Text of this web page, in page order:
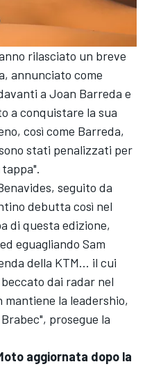
rilasciato un breve
annunciato come
a Joan Barreda e
a conquistare la sua
così come Barreda,
stati penalizzati per
seguito da
debutta così nel
di questa edizione,
eguagliando Sam
della KTM... il cui
dai radar nel
mantiene la leadershio,
prosegue la
aggiornata dopo la